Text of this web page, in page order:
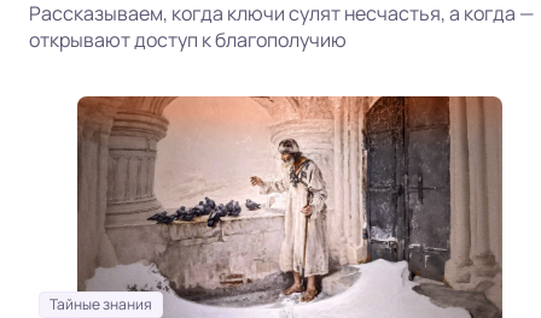
Рассказываем, когда ключи сулят несчастья, а когда —
открывают доступ к благополучию
Тайные знания